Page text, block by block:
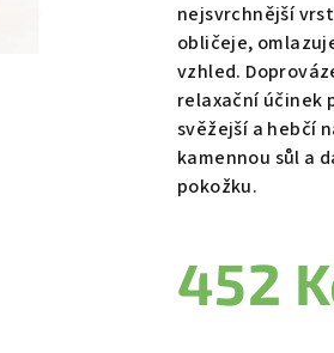
0,0
hvězdiček.
nejsvrchnější
obličeje,
vzhled.
relaxační účinek
svěžejší a hebčí
kamennou sůl a
pokožku.
452